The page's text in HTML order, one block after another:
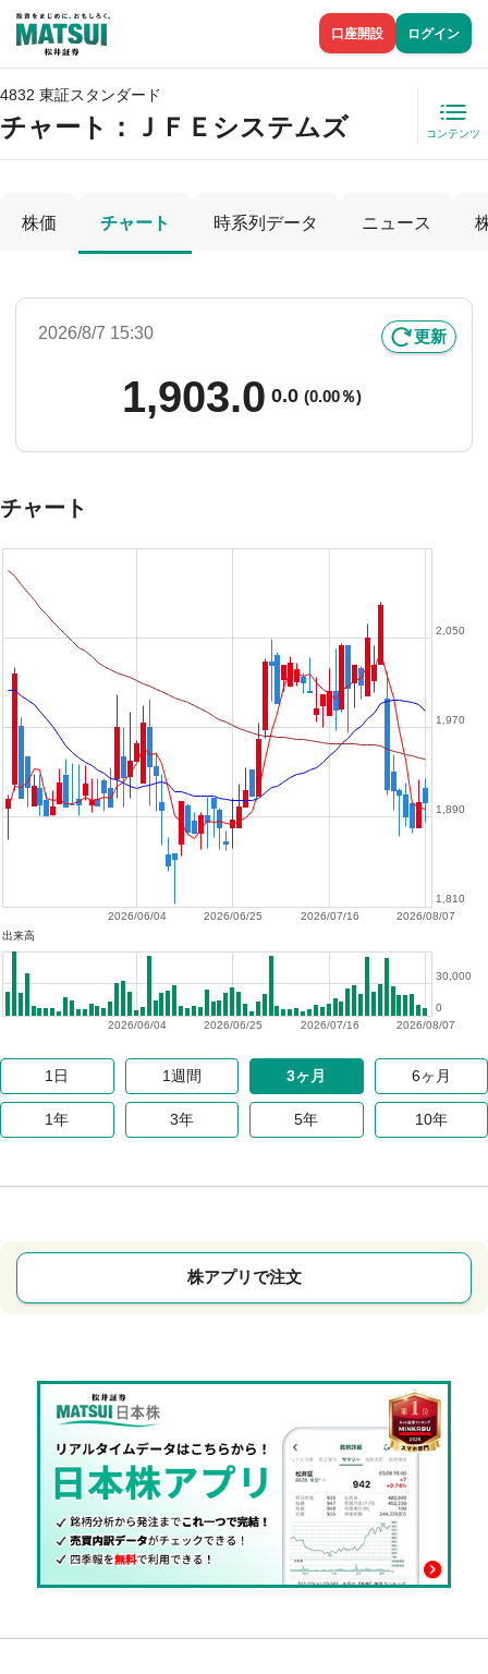
口座開設 ログイン
4832 東証スタンダード
チャート： ＪＦＥシステムズ コンテンツ
株価 チャート 時系列データ ニュース
2026/8/7 15:30 更新
1,903.0 0.0 (0.00％)
チャート
2026/08/07
2026/07/16
2026/06/25
2026/06/04
1,810
1,890
1,970
2,050
出来高
2026/08/07
2026/07/16
2026/06/25
2026/06/04
0
30,000
1日 1週間 3ヶ月 6ヶ月
1年 3年 5年 10年
株アプリで注文